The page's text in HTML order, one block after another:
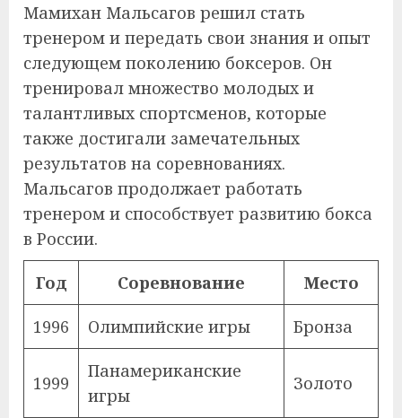
Мамихан Мальсагов решил стать
тренером и передать свои знания и опыт
следующем поколению боксеров. Он
тренировал множество молодых и
талантливых спортсменов, которые
также достигали замечательных
результатов на соревнованиях.
Мальсагов продолжает работать
тренером и способствует развитию бокса
в России.
Год Соревнование Место
1996 Олимпийские игры Бронза
1999
Панамериканские
игры
Золото